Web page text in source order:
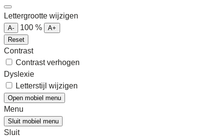
Lettergrootte wijzigen
A- 100 %
A+
Reset
Contrast
Contrast verhogen
Dyslexie
Letterstijl wijzigen
Open mobiel menu
Menu
Sluit mobiel menu
Sluit